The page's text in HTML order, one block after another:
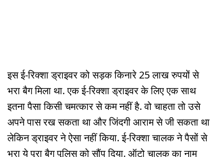
इस ई-रिक्शा ड्राइवर को सड़क किनारे 25 लाख रुपयों से
भरा बैग मिला था. एक ई-रिक्शा ड्राइवर के लिए एक साथ
इतना पैसा किसी चमत्कार से कम नहीं है. वो चाहता तो उसे
अपने पास रख सकता था और जिंदगी आराम से जी सकता था
लेकिन ड्राइवर ने ऐसा नहीं किया. ई-रिक्शा चालक ने पैसों से
भरा ये पूरा बैग पुलिस को सौंप दिया. ऑटो चालक का नाम